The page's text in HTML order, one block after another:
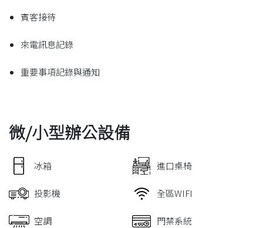
賓客接待
來電訊息記錄
重要事項記錄與通知
微/小型辦公設備
冰箱 進口桌椅
投影機 全區WIFI
空調 門禁系統